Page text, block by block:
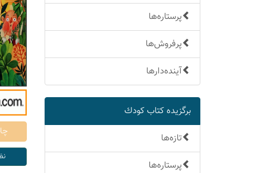
پرستاره‌ها
پرفروش‌ها
آینده‌دارها
برگزیده كتاب كودك
تازه‌ها
پرستاره‌ها